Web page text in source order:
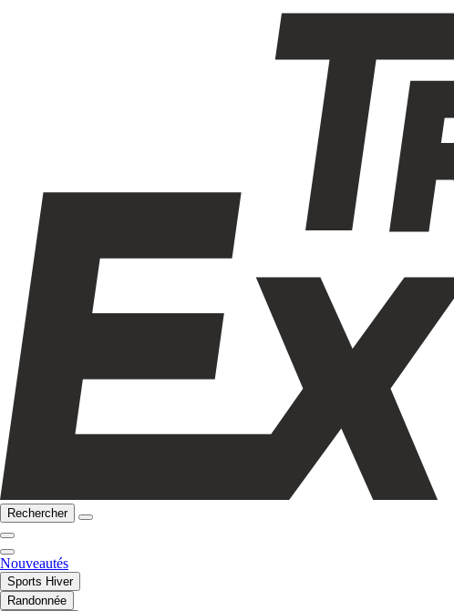
Rechercher
Nouveautés
Sports Hiver
Randonnée